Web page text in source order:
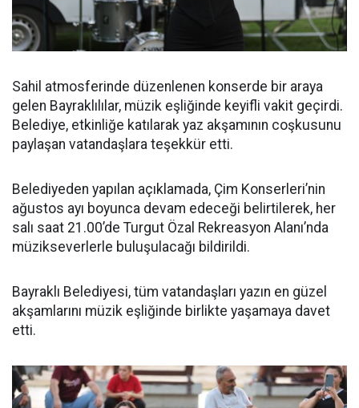
Sahil atmosferinde düzenlenen konserde bir araya
gelen Bayraklılılar, müzik eşliğinde keyifli vakit geçirdi.
Belediye, etkinliğe katılarak yaz akşamının coşkusunu
paylaşan vatandaşlara teşekkür etti.
Belediyeden yapılan açıklamada, Çim Konserleri’nin
ağustos ayı boyunca devam edeceği belirtilerek, her
salı saat 21.00’de Turgut Özal Rekreasyon Alanı’nda
müzikseverlerle buluşulacağı bildirildi.
Bayraklı Belediyesi, tüm vatandaşları yazın en güzel
akşamlarını müzik eşliğinde birlikte yaşamaya davet
etti.